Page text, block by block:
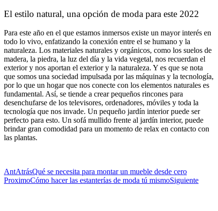
El estilo natural, una opción de moda para este 2022
Para este año en el que estamos inmersos existe un mayor interés en
todo lo vivo, enfatizando la conexión entre el se humano y la
naturaleza. Los materiales naturales y orgánicos, como los suelos de
madera, la piedra, la luz del día y la vida vegetal, nos recuerdan el
exterior y nos aportan el exterior y la naturaleza. Y es que se nota
que somos una sociedad impulsada por las máquinas y la tecnología,
por lo que un hogar que nos conecte con los elementos naturales es
fundamental. Así, se tiende a crear pequeños rincones para
desenchufarse de los televisores, ordenadores, móviles y toda la
tecnología que nos invade. Un pequeño jardín interior puede ser
perfecto para esto. Un sofá mullido frente al jardín interior, puede
brindar gran comodidad para un momento de relax en contacto con
las plantas.
AntAtrásQué se necesita para montar un mueble desde cero
ProximoCómo hacer las estanterías de moda tú mismoSiguiente